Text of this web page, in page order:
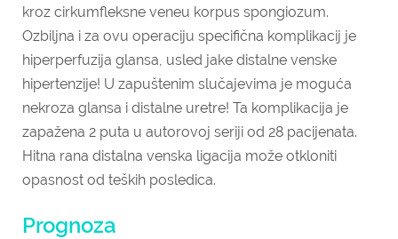
kroz cirkumfleksne veneu korpus spongiozum.
Ozbiljna i za ovu operaciju specifična komplikacij je
hiperperfuzija glansa, usled jake distalne venske
hipertenzije! U zapuštenim slučajevima je moguća
nekroza glansa i distalne uretre! Ta komplikacija je
zapažena 2 puta u autorovoj seriji od 28 pacijenata.
Hitna rana distalna venska ligacija može otkloniti
opasnost od teških posledica.
Prognoza